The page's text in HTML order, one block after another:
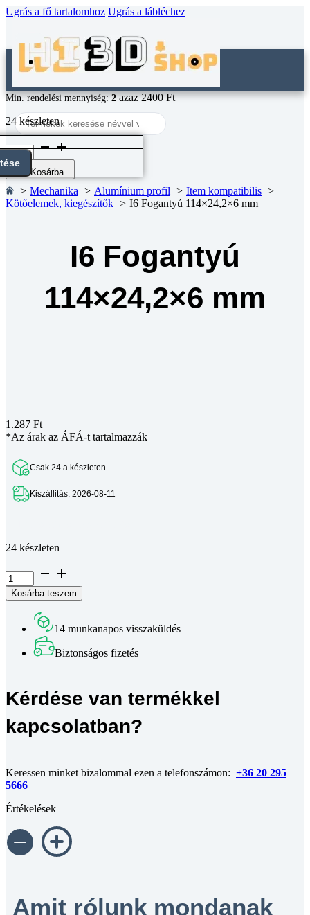
Ugrás a fő tartalomhoz Ugrás a lábléchez
Search
...
Min. rendelési mennyiség:2azaz 2400 Ft
24 készleten
I6
Fogantyú
114x24,2x6
mm
mennyiség
Kosárba
Mechanika Alumínium profil
Item kompatibilis
Kötőelemek, kiegészítők
I6 Fogantyú 114×24,2×6 mm
I6 Fogantyú
114×24,2×6 mm
1.287 Ft
*Az árak az ÁFÁ-t tartalmazzák
Csak 24 a készleten
Kiszállitás: 2026-08-11
24 készleten
I6
Fogantyú
114x24,2x6
mennyiség
Kosárba teszem
14 munkanapos visszaküldés
Biztonságos fizetés
Kérdése van termékkel
kapcsolatban?
Keressen minket bizalommal ezen a telefonszámon: +36 20 295
5666
Értékelések
Amit rólunk mondanak